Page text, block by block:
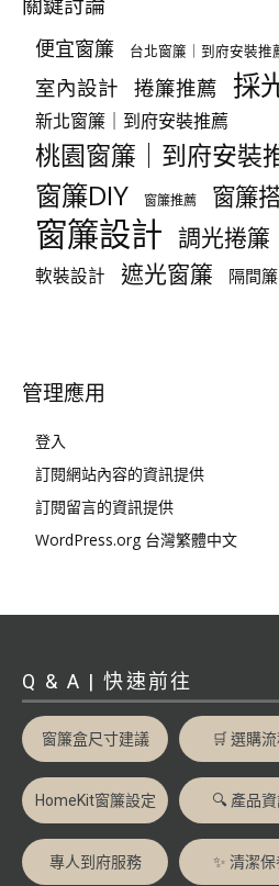
關鍵討論
便宜窗簾 台北窗簾｜到府安裝推
室內設計 捲簾推薦 採
新北窗簾｜到府安裝推薦
桃園窗簾｜到府安裝
窗簾DIY 窗簾推薦 窗簾
窗簾設計 調光捲簾
軟裝設計 遮光窗簾 隔間簾
管理應用
登入
訂閱網站內容的資訊提供
訂閱留言的資訊提供
WordPress.org 台灣繁體中文
Q & A | 快速前往
窗簾盒尺寸建議 🛒 選購
HomeKit窗簾設定 🔍 產品資
專人到府服務 ✨ 清潔